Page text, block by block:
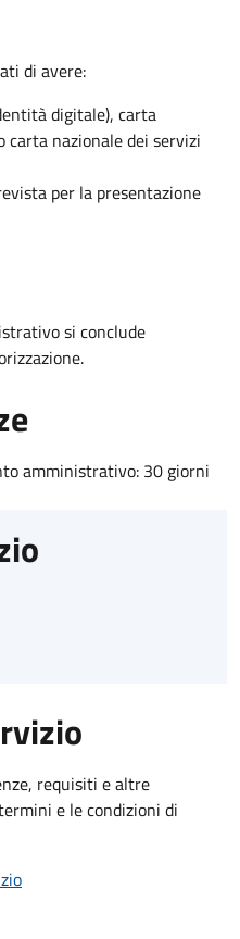
di avere:
digitale), carta
carta nazionale dei servizi
per la presentazione
si conclude
amministrativo: 30 giorni
requisiti e altre
e le condizioni di